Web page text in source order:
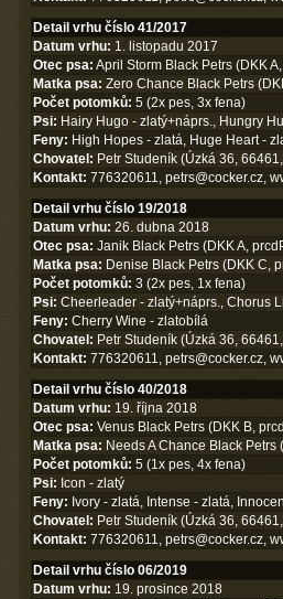
Detail vrhu číslo 41/2017
Datum vrhu: 1. listopadu 2017
Otec psa: April Storm Black Petrs (DKK
Matka psa: Zero Chance Black Petrs
Počet potomků: 5 (2x pes, 3x fena)
Psi: Hairy Hugo - zlatý+náprs., Hungry
Feny: High Hopes - zlatá, Huge Heart -
Chovatel: Petr Studeník (Úzká 36,
Kontakt: 776320611, petrs@cocker.cz,
Detail vrhu číslo 19/2018
Datum vrhu: 26. dubna 2018
Otec psa: Janik Black Petrs (DKK A,
Matka psa: Denise Black Petrs (DKK C,
Počet potomků: 3 (2x pes, 1x fena)
Psi: Cheerleader - zlatý+náprs., Chorus
Feny: Cherry Wine - zlatobílá
Chovatel: Petr Studeník (Úzká 36,
Kontakt: 776320611, petrs@cocker.cz,
Detail vrhu číslo 40/2018
Datum vrhu: 19. října 2018
Otec psa: Venus Black Petrs (DKK B,
Matka psa: Needs A Chance Black Petrs
Počet potomků: 5 (1x pes, 4x fena)
Psi: Icon - zlatý
Feny: Ivory - zlatá, Intense - zlatá,
Chovatel: Petr Studeník (Úzká 36,
Kontakt: 776320611, petrs@cocker.cz,
Detail vrhu číslo 06/2019
Datum vrhu: 19. prosince 2018